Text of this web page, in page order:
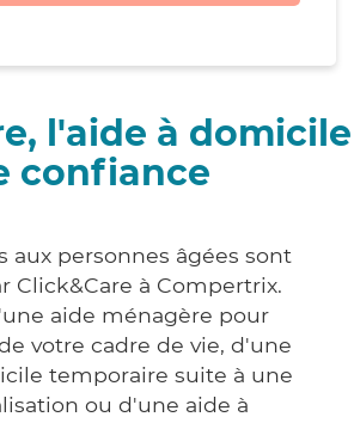
l'aide à domicile
confiance
aux personnes âgées sont
Click&Care à Compertrix.
aide ménagère pour
votre cadre de vie, d'une
temporaire suite à une
ou d'une aide à